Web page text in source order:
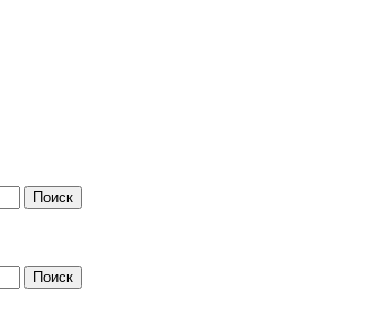
Поиск
Поиск